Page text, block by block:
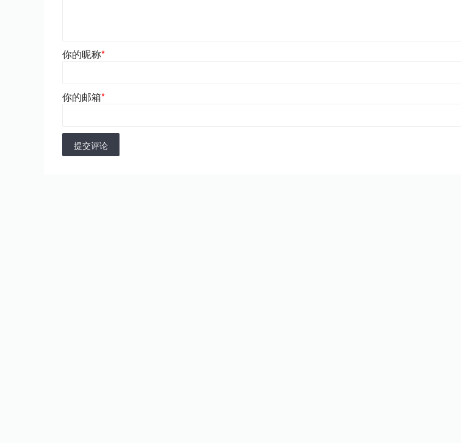
你的昵称*
你的邮箱*
提交评论